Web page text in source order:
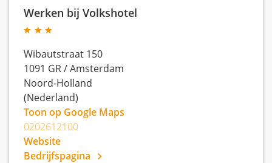
Werken bij Volkshotel
Wibautstraat 150
1091 GR/Amsterdam
Noord-Holland
(Nederland)
Toon op Google Maps
0202612100
Website
Bedrijfspagina